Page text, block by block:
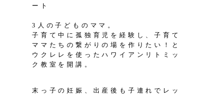
ート
3人の子どものママ。
子育て中に孤独育児を経験し、子育て
ママたちの繋がりの場を作りたい！と
ウクレレを使ったハワイアンリトミッ
ク教室を開講。
末っ子の妊娠、出産後も子連れでレッ